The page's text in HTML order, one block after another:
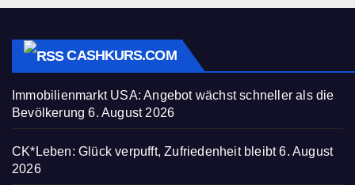
CASHKURS.COM
Immobilienmarkt USA: Angebot wächst schneller als die
Bevölkerung 6. August 2026
CK*Leben: Glück verpufft, Zufriedenheit bleibt 6. August
2026